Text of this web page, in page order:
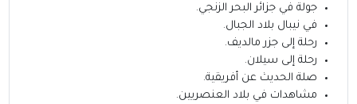
جولة في جزائر البحر الزنجي.
في نيبال بلاد الجبال.
رحلة إلى جزر مالديف.
رحلة إلى سيلان.
صلة الحديث عن أفريقية.
مشاهدات في بلاد العنصريين.